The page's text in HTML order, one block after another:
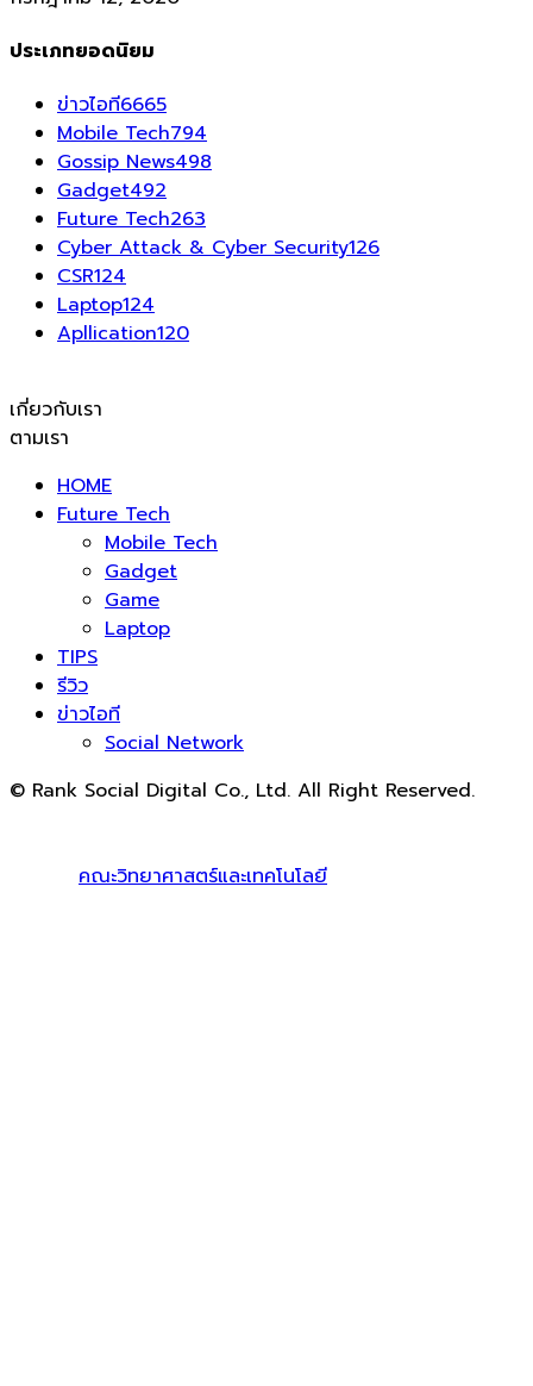
ประเภทยอดนิยม
ข่าวไอที6665
Mobile Tech794
Gossip News498
Gadget492
Future Tech263
Cyber Attack & Cyber Security126
CSR124
Laptop124
Apllication120
เกี่ยวกับเรา
ตามเรา
HOME
Future Tech
Mobile Tech
Gadget
Game
Laptop
TIPS
รีวิว
ข่าวไอที
Social Network
© Rank Social Digital Co., Ltd. All Right Reserved.
คณะวิทยาศาสตร์และเทคโนโลยี